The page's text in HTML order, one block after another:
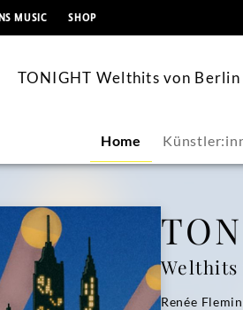
MUSIC SHOP
TONIGHT Welthits von
Home
Welthits
Renée